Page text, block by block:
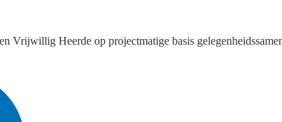
Vrijwillig Heerde op projectmatige basis